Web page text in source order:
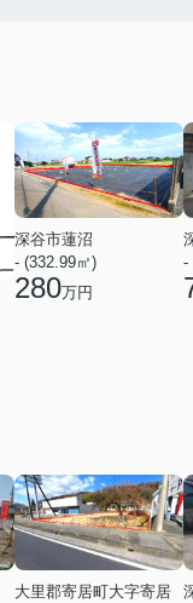
深谷市蓮沼
- (332.99㎡)
280万円
-
大里郡寄居町大字寄居